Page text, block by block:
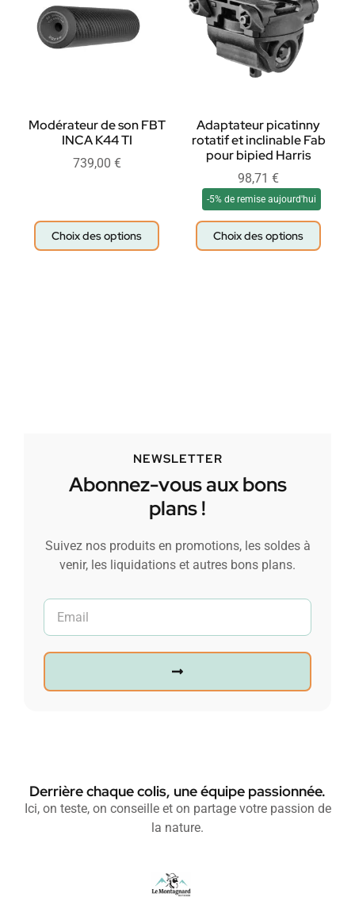
Modérateur de son FBT
INCA K44 TI
739,00 €
Choix des options
Adaptateur picatinny
rotatif et inclinable Fab
pour bipied Harris
98,71 €
-5% de remise aujourd'hui
Choix des options
NEWSLETTER
Abonnez-vous aux bons
plans !
Suivez nos produits en promotions, les soldes à
venir, les liquidations et autres bons plans.
Derrière chaque colis, une équipe passionnée.
Ici, on teste, on conseille et on partage votre passion de
la nature.